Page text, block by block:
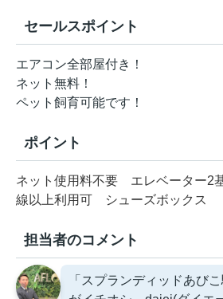
セールスポイント
エアコン全部屋付き！
ネット無料！
ペット飼育可能です！
ポイント
ネット使用料不要 エレベーター2
線以上利用可
シューズボックス
担当者のコメント
「スプランディッドあび